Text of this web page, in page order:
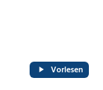
Vorlesen